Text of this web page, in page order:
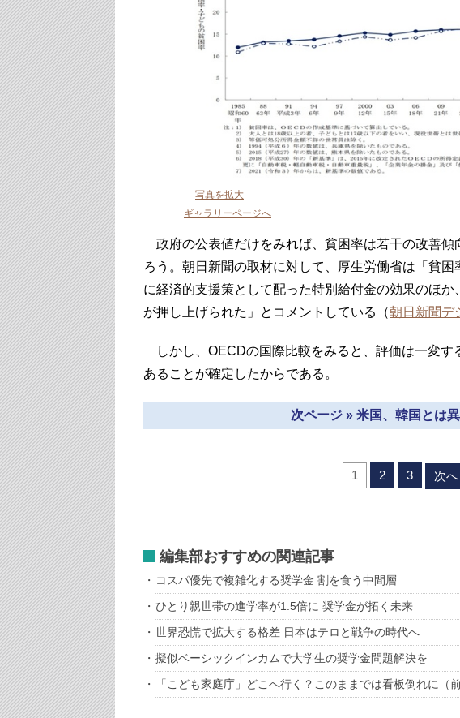
写真を拡大
ギャラリーページへ
政府の公表値だけをみれば、貧困率は若干の改善傾
ろう。朝日新聞の取材に対して、厚生労働省は「貧
に経済的支援策として配った特別給付金の効果のほ
が押し上げられた」とコメントしている（朝日新聞デ
しかし、OECDの国際比較をみると、評価は一変す
あることが確定したからである。
次ページ » 米国、韓国とは
1 2 3 次へ
編集部おすすめの関連記事
コスパ優先で複雑化する奨学金 割を食う中間層
ひとり親世帯の進学率が1.5倍に 奨学金が拓く未来
世界恐慌で拡大する格差 日本はテロと戦争の時代へ
擬似ベーシックインカムで大学生の奨学金問題解決を
「こども家庭庁」どこへ行く？このままでは看板倒れに（前